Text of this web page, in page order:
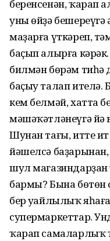
беренсенән, ҡарап
уны өйҙә бешереүгә
маҙарға үткәреп,
баҫып алырға
билмән бөрәм
баҫыу талап
кем белмәй, хатта
мәшәҡәтләнеүгә йә
Шунан тағы, итте
йәшелсә
шул магазиндарҙан
бармы? Бына бөтөн
бер уңайлылыҡ
супермаркеттар.
ҡарап самаларлыҡ